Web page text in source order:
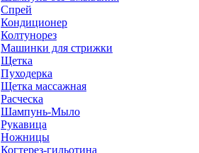
Спрей
Кондиционер
Колтунорез
Машинки для стрижки
Щетка
Пуходерка
Щетка массажная
Расческа
Шампунь-Мыло
Рукавица
Ножницы
Когтерез-гильотина